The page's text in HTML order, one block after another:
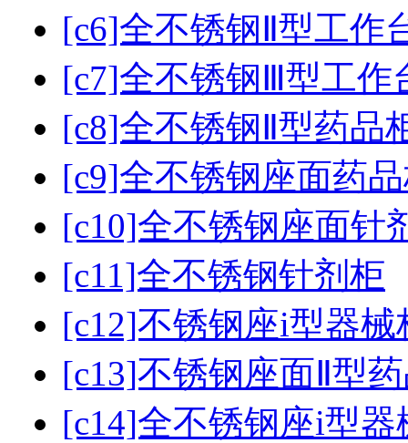
[c6]全不锈钢Ⅱ型工作
[c7]全不锈钢Ⅲ型工作
[c8]全不锈钢Ⅱ型药品
[c9]全不锈钢座面药
[c10]全不锈钢座面针
[c11]全不锈钢针剂柜
[c12]不锈钢座i型器械
[c13]不锈钢座面Ⅱ型
[c14]全不锈钢座i型器